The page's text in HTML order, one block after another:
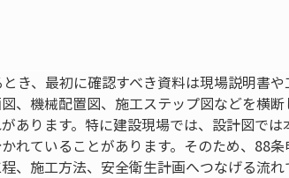
き、最初に確認すべき資料は現場説明書
、機械配置図、施工ステップ図などを横
あります。特に建設現場では、設計図で
れていることがあります。そのため、88
、施工方法、安全衛生計画へつなげる流れ